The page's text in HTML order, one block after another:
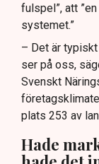
fulspel”, att
systemet.”
– Det är
ser på oss,
Svenskt
plats 253 av
Hade